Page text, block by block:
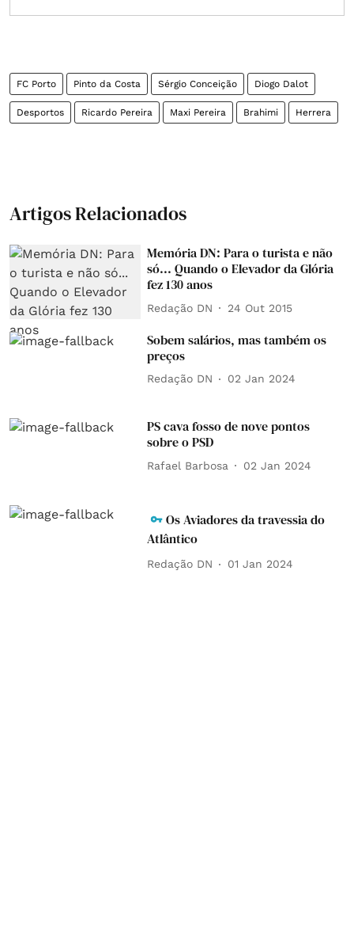
FC Porto Pinto da Costa Sérgio Conceição Diogo Dalot
Desportos Ricardo Pereira Maxi Pereira Brahimi Herrera
Artigos Relacionados
Memória DN: Para o turista e não
só... Quando o Elevador da Glória
fez 130 anos
Redação DN 24 Out 2015
Sobem salários, mas também os
preços
Redação DN 02 Jan 2024
PS cava fosso de nove pontos
sobre o PSD
Rafael Barbosa 02 Jan 2024
Os Aviadores da travessia do
Atlântico
Redação DN 01 Jan 2024